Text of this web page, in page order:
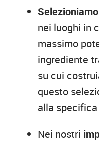
nei luoghi in
massimo
ingrediente
su cui
questo
alla specifica
Nei nostri